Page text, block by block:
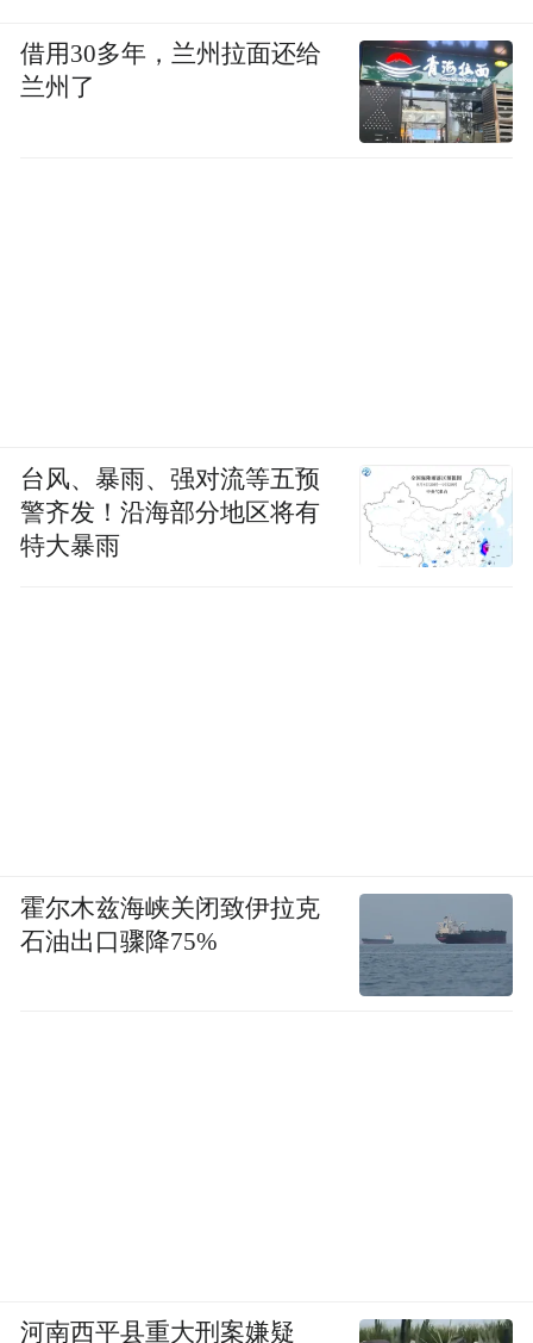
借用30多年，兰州拉面还给
兰州了
台风、暴雨、强对流等五预
警齐发！沿海部分地区将有
特大暴雨
霍尔木兹海峡关闭致伊拉克
石油出口骤降75%
河南西平县重大刑案嫌疑